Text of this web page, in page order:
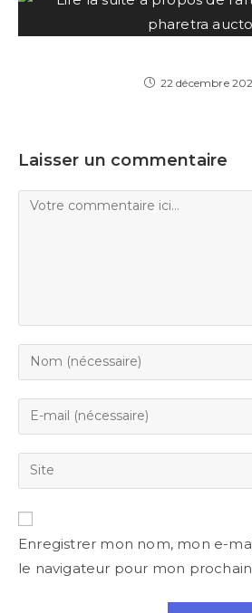
22 décembre
Laisser un commentaire
Enregistrer mon nom, mon e-
le navigateur pour mon